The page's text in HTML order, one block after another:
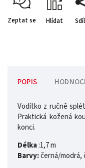
Zeptat se Hlídat
POPIS
Vodítko z ručně
Praktická kožená
konci.
Délka:1,7 m
Barvy:černá/modrá,